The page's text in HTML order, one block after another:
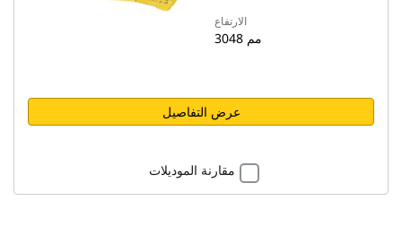
الارتفاع
3048 مم
عرض التفاصيل
مقارنة الموديلات